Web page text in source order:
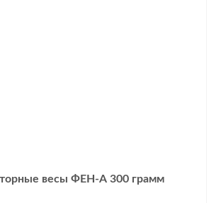
весы ФЕН-А 300 грамм